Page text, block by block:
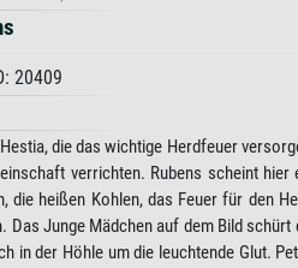
20409
die das wichtige Herdfeuer
verrichten. Rubens scheint
heißen Kohlen, das Feuer für den
Junge Mädchen auf dem Bild schürt
in der Höhle um die leuchtende Glut.